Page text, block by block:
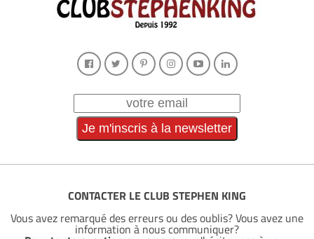
CONTACTER LE CLUB STEPHEN KING
Vous avez remarqué des erreurs ou des oublis? Vous avez une
information à nous communiquer?